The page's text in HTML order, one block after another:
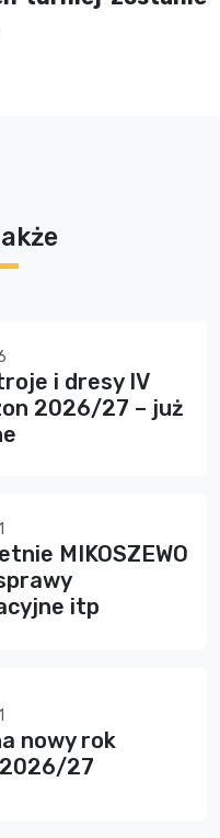
i dresy IV
2026/27 – już
MIKOSZEWO
itp
nowy rok
27